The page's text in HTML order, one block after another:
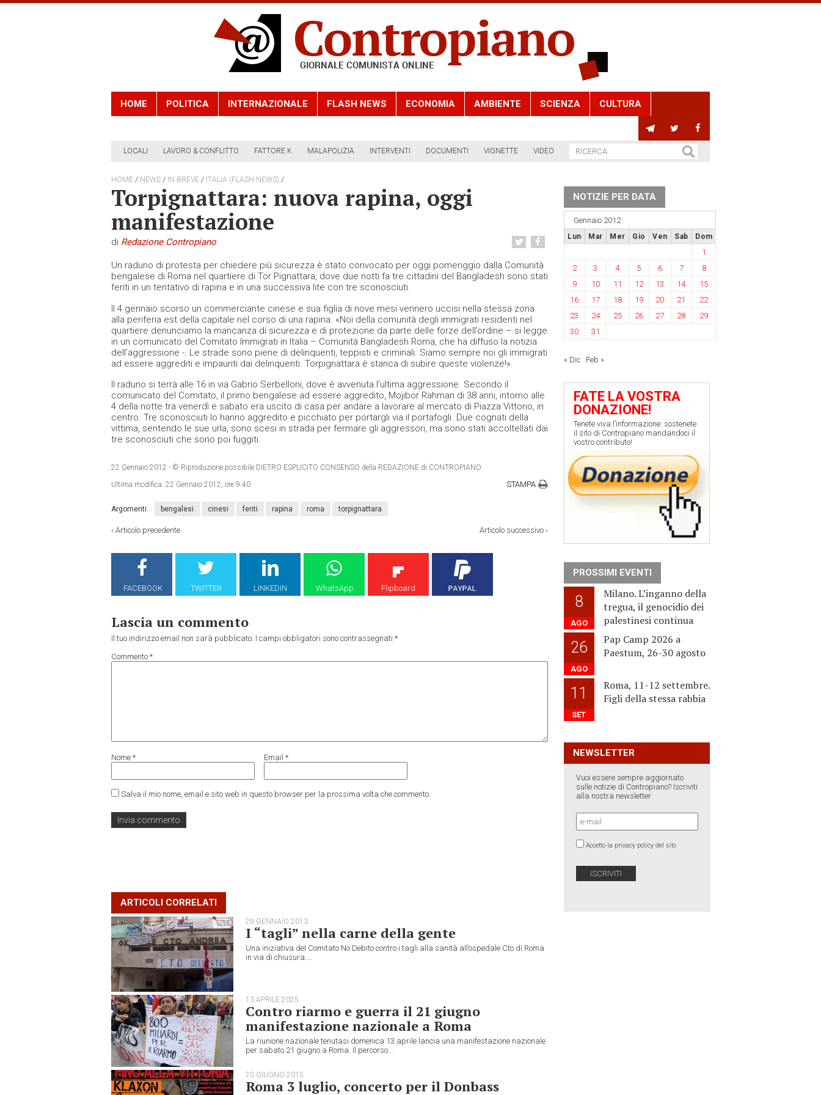
HOME POLITICA INTERNAZIONALE FLASH NEWS ECONOMIA AMBIENTE SCIENZA CULTURA
LOCALI LAVORO & CONFLITTO FATTORE K MALAPOLIZIA INTERVENTI DOCUMENTI VIGNETTE VIDEO
HOME / NEWS / IN BREVE / ITALIA (FLASH NEWS) /
Torpignattara: nuova rapina, oggi
manifestazione
di Redazione Contropiano
Un raduno di protesta per chiedere più sicurezza è stato convocato per oggi pomeriggio dalla Comunità
bengalese di Roma nel quartiere di Tor Pignattara, dove due notti fa tre cittadini del Bangladesh sono stati
feriti in un tentativo di rapina e in una successiva lite con tre sconosciuti.
Il 4 gennaio scorso un commerciante cinese e sua figlia di nove mesi vennero uccisi nella stessa zona
alla periferia est della capitale nel corso di una rapina. «Noi della comunità degli immigrati residenti nel
quartiere denunciamo la mancanza di sicurezza e di protezione da parte delle forze dell’ordine – si legge
in un comunicato del Comitato Immigrati in Italia – Comunità Bangladesh Roma, che ha diffuso la notizia
dell’aggressione -. Le strade sono piene di delinquenti, teppisti e criminali. Siamo sempre noi gli immigrati
ad essere aggrediti e impauriti dai delinquenti. Torpignattara è stanca di subire queste violenze!».
Il raduno si terrà alle 16 in via Gabrio Serbelloni, dove è avvenuta l’ultima aggressione. Secondo il
comunicato del Comitato, il primo bengalese ad essere aggredito, Mojibor Rahman di 38 anni, intorno alle
4 della notte tra venerdì e sabato era uscito di casa per andare a lavorare al mercato di Piazza Vittorio, in
centro. Tre sconosciuti lo hanno aggredito e picchiato per portargli via il portafogli. Due cognati della
vittima, sentendo le sue urla, sono scesi in strada per fermare gli aggressori, ma sono stati accoltellati dai
tre sconosciuti che sono poi fuggiti.
22 Gennaio 2012 - © Riproduzione possibile DIETRO ESPLICITO CONSENSO della REDAZIONE di CONTROPIANO
Ultima modifica: 22 Gennaio 2012, ore 9:40 STAMPA
Argomenti: bengalesi cinesi feriti rapina roma torpignattara
‹ Articolo precedente Articolo successivo ›
FACEBOOK TWITTER LINKEDIN WhatsApp Flipboard
Lascia un commento
Il tuo indirizzo email non sarà pubblicato. I campi obbligatori sono contrassegnati *
Commento *
Nome * Email *
Salva il mio nome, email e sito web in questo browser per la prossima volta che commento.
ARTICOLI CORRELATI
29 GENNAIO 2013
I “tagli” nella carne della gente
Una iniziativa del Comitato No Debito contro i tagli alla sanità all’ospedale Cto di Roma
in via di chiusura....
13 APRILE 2025
Contro riarmo e guerra il 21 giugno
manifestazione nazionale a Roma
La riunione nazionale tenutasi domenica 13 aprile lancia una manifestazione nazionale
per sabato 21 giugno a Roma. Il percorso...
20 GIUGNO 2015
Roma 3 luglio, concerto per il Donbass
NOTIZIE PER DATA
Gennaio 2012
Lun Mar Mer Gio Ven Sab Dom
1
2
3 4 5 6 7
8
9
10 11 12 13 14
15
16
17 18 19 20 21
22
23
24 25 26 27 28
29
30
31
« Dic Feb »
FATE LA VOSTRA
DONAZIONE!
Tenete viva l’informazione: sostenete
il sito di Contropiano mandandoci il
vostro contributo!
PROSSIMI EVENTI
8
AGO
Milano. L’inganno della
tregua, il genocidio dei
palestinesi continua
26
AGO
Pap Camp 2026 a
Paestum, 26-30 agosto
11
SET
Roma, 11-12 settembre.
Figli della stessa rabbia
NEWSLETTER
Vuoi essere sempre aggiornato
sulle notizie di Contropiano? Iscriviti
alla nostra newsletter:
Accetto la privacy policy del sito